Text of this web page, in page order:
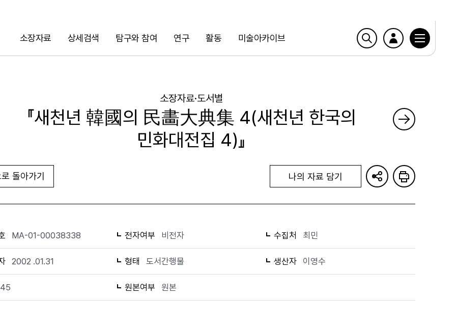
소장자료 상세검색 탐구와 참여 연구 활동 미술아카이브
검색
소장자료·도서별
『새천년 韓國의 民畵大典集 4(새천년 한국의
민화대전집 4)』
돌아가기 나의 자료 담기
MA-01-00038338 전자여부 비전자 수집처 최민
2002 .01.31 형태 도서간행물 생산자 이영수
원본여부 원본